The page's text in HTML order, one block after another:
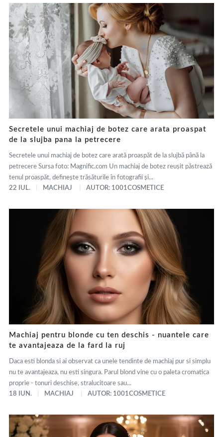
Secretele unui machiaj de botez care arata proaspat
de la slujba pana la petrecere
Secretele unui machiaj de botez care arată proaspăt de la slujbă până la
petrecere Sursa foto: Magnific.com Un machiaj de botez reușit păstrează
tenul proaspăt, definește trăsăturile în fotografii și...
22 IUL.
MACHIAJ AUTOR: 1001COSMETICE
Machiaj pentru blonde cu ten deschis - nuantele care
te avantajeaza de la fard la ruj
Daca esti blonda si ai observat ca unele tendinte de machiaj pur si simplu
nu te avantajeaza, nu esti singura. Parul blond vine cu o paleta cromatica
proprie - tonuri deschise, stralucitoare sau...
18 IUN.
MACHIAJ AUTOR: 1001COSMETICE